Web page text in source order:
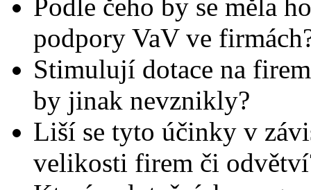
Podle čeho by se měla
podpory VaV ve
Stimulují dotace na
by jinak nevznikly?
Liší se tyto účinky v
velikosti firem či